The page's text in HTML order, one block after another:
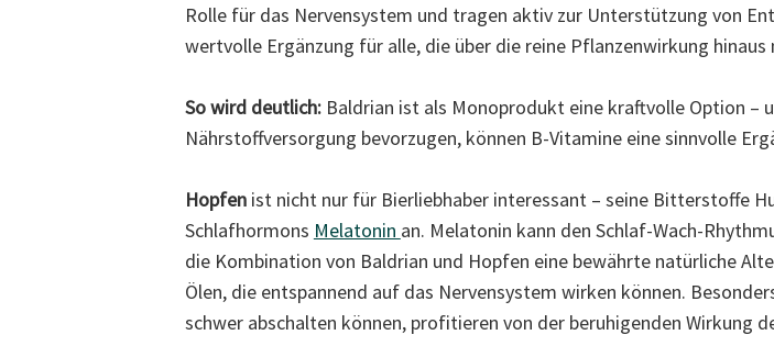
Rolle für das Nervensystem und tragen aktiv zur Unterstützung von
wertvolle Ergänzung für alle, die über die reine Pflanzenwirkung
So wird deutlich:Baldrian ist als Monoprodukt eine kraftvolle Option –
Nährstoffversorgung bevorzugen, können B-Vitamine eine sinnvolle
Hopfenist nicht nur für Bierliebhaber interessant – seine Bitterstoffe
Schlafhormons Melatonin an. Melatonin kann den Schlaf-Wach-
die Kombination von Baldrian und Hopfen eine bewährte natürliche
Ölen, die entspannend auf das Nervensystem wirken können.
schwer abschalten können, profitieren von der beruhigenden Wirkung